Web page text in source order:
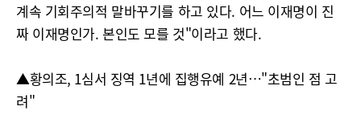
계속 기회주의적 말바꾸기를 하고 있다. 어느 이재명이 진
짜 이재명인가. 본인도 모를 것"이라고 했다.
▲황의조, 1심서 징역 1년에 집행유예 2년…"초범인 점 고
려"